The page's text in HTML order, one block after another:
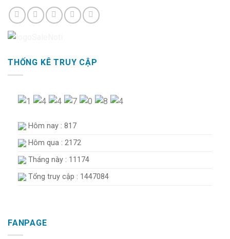
THỐNG KÊ TRUY CẬP
Hôm nay : 817
Hôm qua : 2172
Tháng này : 11174
Tổng truy cập : 1447084
FANPAGE